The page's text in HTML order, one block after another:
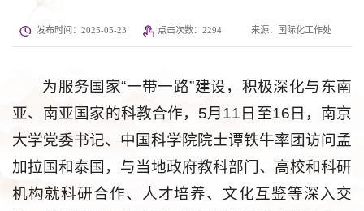
发布时间：2025-05-23 点击次数： 2294 来源：国际化工作处
为服务国家“一带一路”建设，积极深化与东南
亚、南亚国家的科教合作，5月11日至16日，南京
大学党委书记、中国科学院院士谭铁牛率团访问孟
加拉国和泰国，与当地政府教科部门、高校和科研
机构就科研合作、人才培养、文化互鉴等深入交